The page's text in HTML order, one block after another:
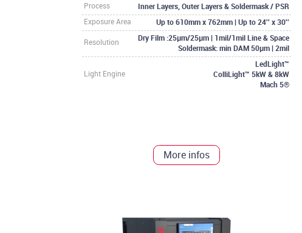
Process Inner Layers, Outer Layers & Soldermask / PSR
Exposure Area Up to 610mm x 762mm | Up to 24'' x 30''
Resolution
Dry Film :25µm/25µm | 1mil/1mil Line & Space
Soldermask: min DAM 50µm | 2mil
Light Engine
LedLight™
ColliLight™ 5kW & 8kW
Mach 5®
More infos